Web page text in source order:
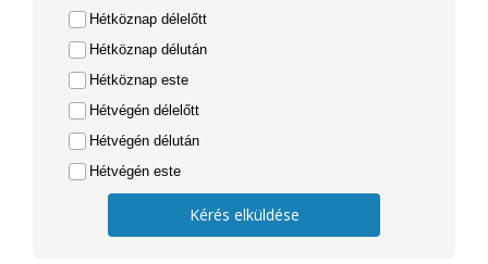
Hétköznap délelőtt
Hétköznap délután
Hétköznap este
Hétvégén délelőtt
Hétvégén délután
Hétvégén este
Kérés elküldése